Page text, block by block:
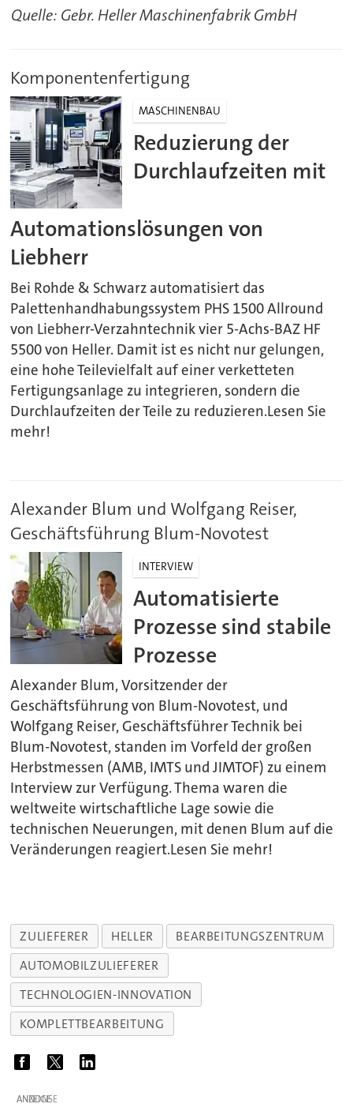
Quelle: Gebr. Heller Maschinenfabrik GmbH
Komponentenfertigung
MASCHINENBAU
Reduzierung der
Durchlaufzeiten mit
Automationslösungen von
Liebherr
Bei Rohde & Schwarz automatisiert das
Palettenhandhabungssystem PHS 1500 Allround
von Liebherr-Verzahntechnik vier 5-Achs-BAZ HF
5500 von Heller. Damit ist es nicht nur gelungen,
eine hohe Teilevielfalt auf einer verketteten
Fertigungsanlage zu integrieren, sondern die
Durchlaufzeiten der Teile zu reduzieren.Lesen Sie
mehr!
Alexander Blum und Wolfgang Reiser,
Geschäftsführung Blum-Novotest
INTERVIEW
Automatisierte
Prozesse sind stabile
Prozesse
Alexander Blum, Vorsitzender der
Geschäftsführung von Blum-Novotest, und
Wolfgang Reiser, Geschäftsführer Technik bei
Blum-Novotest, standen im Vorfeld der großen
Herbstmessen (AMB, IMTS und JIMTOF) zu einem
Interview zur Verfügung. Thema waren die
weltweite wirtschaftliche Lage sowie die
technischen Neuerungen, mit denen Blum auf die
Veränderungen reagiert.Lesen Sie mehr!
ZULIEFERER HELLER
BEARBEITUNGSZENTRUM
AUTOMOBILZULIEFERER
TECHNOLOGIEN-INNOVATION
KOMPLETTBEARBEITUNG
ANZEIGE